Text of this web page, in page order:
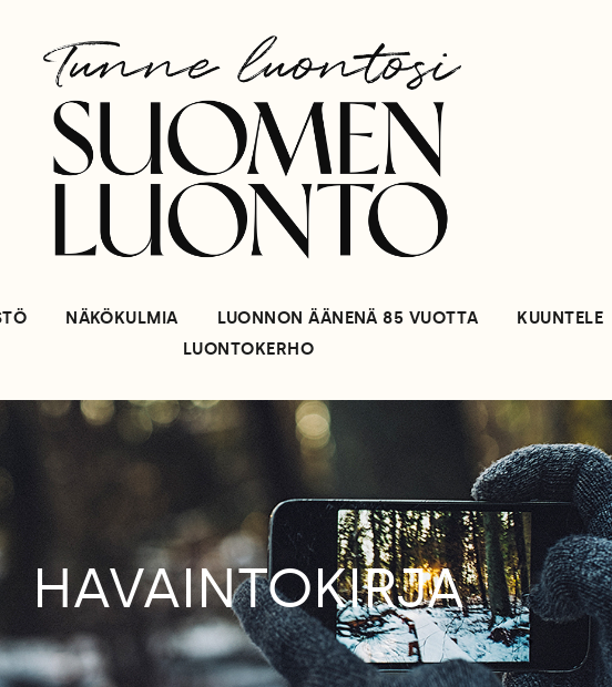
NÄKÖKULMIA LUONNON ÄÄNENÄ 85 VUOTTA KUUNTELE
LUONTOKERHO
HAVAINTOKIRJA